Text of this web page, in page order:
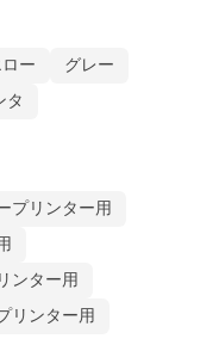
ー
グレー
タ
プリンター用
ンター用
リンター用